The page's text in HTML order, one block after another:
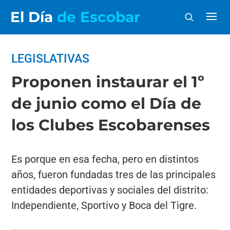
El Día de Escobar
LEGISLATIVAS
Proponen instaurar el 1º
de junio como el Día de
los Clubes Escobarenses
Es porque en esa fecha, pero en distintos
años, fueron fundadas tres de las principales
entidades deportivas y sociales del distrito:
Independiente, Sportivo y Boca del Tigre.